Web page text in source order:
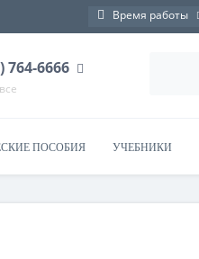
Время работы
764-6666
ПОСОБИЯ УЧЕБНИКИ